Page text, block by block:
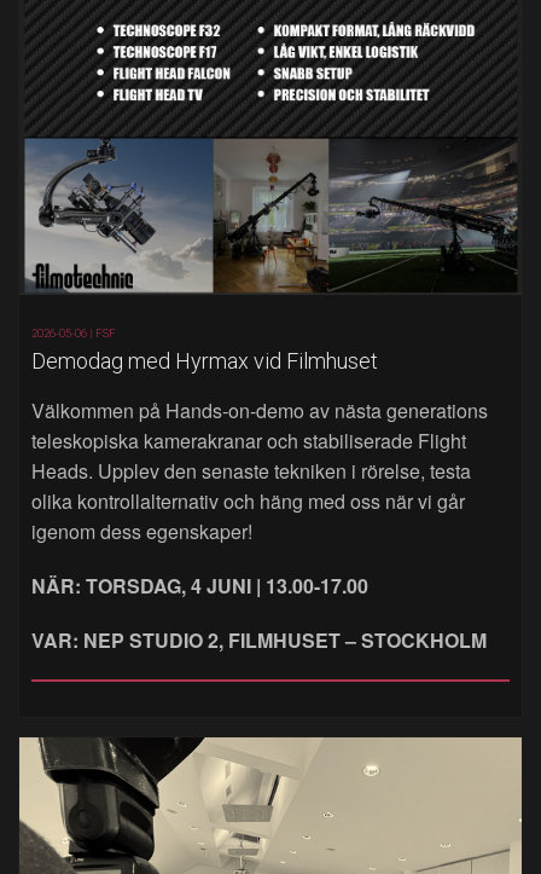
2026-05-06 | FSF
Demodag med Hyrmax vid Filmhuset
Välkommen på Hands‑on‑demo av nästa generations
teleskopiska kamerakranar och stabiliserade Flight
Heads. Upplev den senaste tekniken i rörelse, testa
olika kontrollalternativ och häng med oss när vi går
igenom dess egenskaper!
NÄR: TORSDAG, 4 JUNI | 13.00-17.00
VAR: NEP STUDIO 2, FILMHUSET – STOCKHOLM